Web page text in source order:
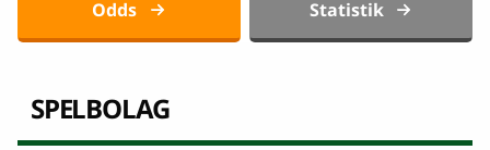
Odds Statistik
SPELBOLAG